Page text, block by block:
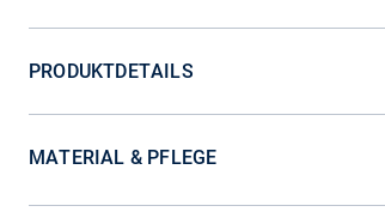
PRODUKTDETAILS
MATERIAL & PFLEGE